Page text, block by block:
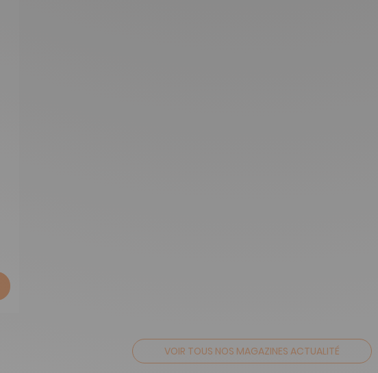
VOIR TOUS NOS MAGAZINES ACTUALITÉ